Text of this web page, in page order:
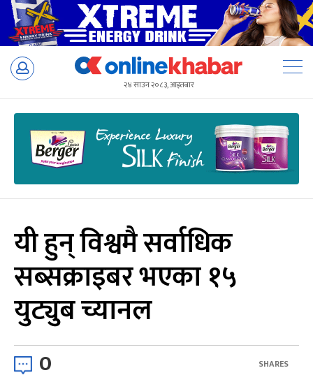
Skip
२४ साउन २०८३, आइतबार
यी हुन् विश्वमै सर्वाधिक
सब्सक्राइबर भएका १५
युट्युब च्यानल
0 SHARES